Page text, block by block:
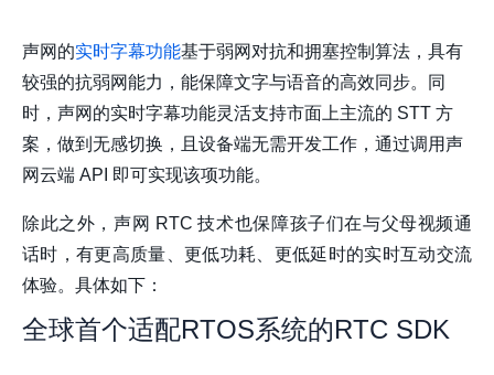
声网的实时字幕功能基于弱网对抗和拥塞控制算法，具有
较强的抗弱网能力，能保障文字与语音的高效同步。同
时，声网的实时字幕功能灵活支持市面上主流的 STT 方
案，做到无感切换，且设备端无需开发工作，通过调用声
网云端 API 即可实现该项功能。
除此之外，声网 RTC 技术也保障孩子们在与父母视频通
话时，有更高质量、更低功耗、更低延时的实时互动交流
体验。具体如下：
全球首个适配RTOS系统的RTC SDK